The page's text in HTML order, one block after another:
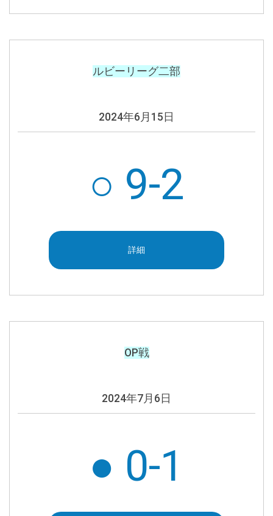
ルビーリーグ二部
2024年6月15日
○ 9-2
詳細
OP戦
2024年7月6日
● 0-1